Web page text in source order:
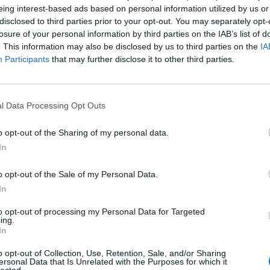
interest-based ads based on personal information utilized by us
to third parties prior to your opt-out. You may separately
of your personal information by third parties on the IAB’s list of
This information may also be disclosed by us to third parties on the
Participants that may further disclose it to other third parties.
Data Processing Opt Outs
opt-out of the Sharing of my personal data.
opt-out of the Sale of my Personal Data.
opt-out of processing my Personal Data for Targeted
opt-out of Collection, Use, Retention, Sale, and/or Sharing
Data that Is Unrelated with the Purposes for which it
e cila ka deklaruar se nuk është përballur
në pjesën e pasme të dyqanit dhe jo pranë
e argjendarisë në
morën florinj me vlerë
dhe shmangën akset kryesore
DETAJET/ “Ulu policia”, si ndodhi
efektivë